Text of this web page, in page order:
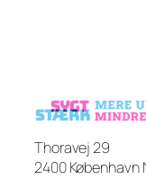
Thoravej 29
2400 København